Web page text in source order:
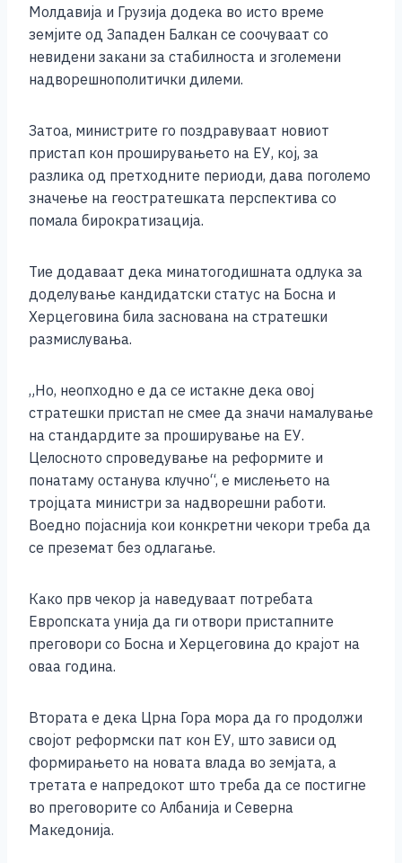
Молдавија и Грузија додека во исто време
земјите од Западен Балкан се соочуваат со
невидени закани за стабилноста и зголемени
надворешнополитички дилеми.
Затоа, министрите го поздравуваат новиот
пристап кон проширувањето на ЕУ, кој, за
разлика од претходните периоди, дава поголемо
значење на геостратешката перспектива со
помала бирократизација.
Тие додаваат дека минатогодишната одлука за
доделување кандидатски статус на Босна и
Херцеговина била заснована на стратешки
размислувања.
„Но, неопходно е да се истакне дека овој
стратешки пристап не смее да значи намалување
на стандардите за проширување на ЕУ.
Целосното спроведување на реформите и
понатаму останува клучно“, е мислењето на
тројцата министри за надворешни работи.
Воедно појаснија кои конкретни чекори треба да
се преземат без одлагање.
Како прв чекор ја наведуваат потребата
Европската унија да ги отвори пристапните
преговори со Босна и Херцеговина до крајот на
оваа година.
Втората е дека Црна Гора мора да го продолжи
својот реформски пат кон ЕУ, што зависи од
формирањето на новата влада во земјата, а
третата е напредокот што треба да се постигне
во преговорите со Албанија и Северна
Македонија.